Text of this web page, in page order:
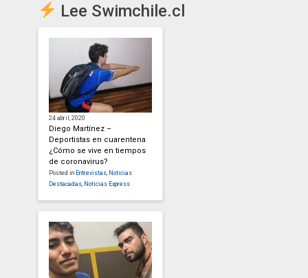
Lee Swimchile.cl
24 abril, 2020
Diego Martínez –
Deportistas en cuarentena
¿Cómo se vive en tiempos
de coronavirus?
Posted in Entrevistas Noticias
Destacadas Noticias Express